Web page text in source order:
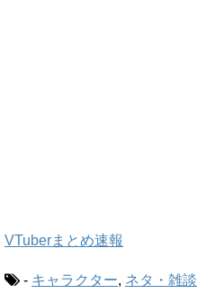
VTuberまとめ速報
- キャラクター, ネタ・雑談